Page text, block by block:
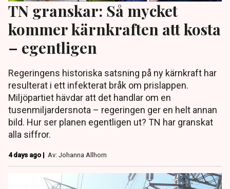
TN granskar: Så mycket
kommer kärnkraften att kosta
– egentligen
Regeringens historiska satsning på ny kärnkraft har
resulterat i ett infekterat bråk om prislappen.
Miljöpartiet hävdar att det handlar om en
tusenmiljardersnota – regeringen ger en helt annan
bild. Hur ser planen egentligen ut? TN har granskat
alla siffror.
4 days ago | Av: Johanna Allhorn